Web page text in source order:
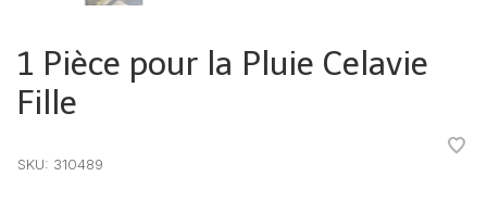
1 Pièce pour la Pluie Celavie
Fille
SKU: 310489